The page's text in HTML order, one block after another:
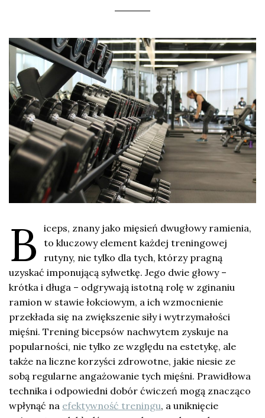
B
iceps, znany jako mięsień dwugłowy ramienia,
to kluczowy element każdej treningowej
rutyny, nie tylko dla tych, którzy pragną
uzyskać imponującą sylwetkę. Jego dwie głowy –
krótka i długa – odgrywają istotną rolę w zginaniu
ramion w stawie łokciowym, a ich wzmocnienie
przekłada się na zwiększenie siły i wytrzymałości
mięśni. Trening bicepsów nachwytem zyskuje na
popularności, nie tylko ze względu na estetykę, ale
także na liczne korzyści zdrowotne, jakie niesie ze
sobą regularne angażowanie tych mięśni. Prawidłowa
technika i odpowiedni dobór ćwiczeń mogą znacząco
wpłynąć na efektywność treningu, a uniknięcie